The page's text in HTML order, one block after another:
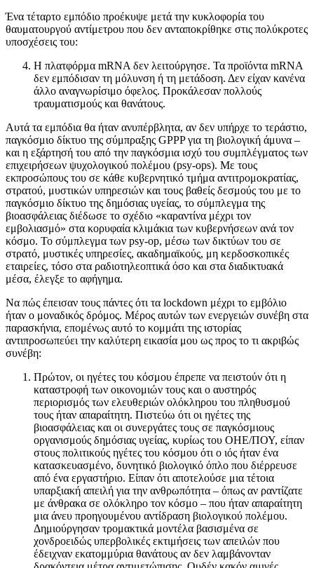
Ένα τέταρτο εμπόδιο προέκυψε μετά την κυκλοφορία του
θαυματουργού αντίμετρου που δεν ανταποκρίθηκε στις πολύκροτες
υποσχέσεις του:
Η πλατφόρμα mRNA δεν λειτούργησε. Τα προϊόντα mRNA
δεν εμπόδισαν τη μόλυνση ή τη μετάδοση. Δεν είχαν κανένα
άλλο αναγνωρίσιμο όφελος. Προκάλεσαν πολλούς
τραυματισμούς και θανάτους.
Αυτά τα εμπόδια θα ήταν ανυπέρβλητα, αν δεν υπήρχε το τεράστιο,
παγκόσμιο δίκτυο της σύμπραξης GPPP για τη βιολογική άμυνα –
και η εξάρτησή του από την παγκόσμια ισχύ του συμπλέγματος των
επιχειρήσεων ψυχολογικού πολέμου (psy-ops). Με τους
εκπροσώπους του σε κάθε κυβερνητικό τμήμα αντιτρομοκρατίας,
στρατού, μυστικών υπηρεσιών και τους βαθείς δεσμούς του με το
παγκόσμιο δίκτυο της δημόσιας υγείας, το σύμπλεγμα της
βιοασφάλειας διέδωσε το σχέδιο «καραντίνα μέχρι τον
εμβολιασμό» στα κορυφαία κλιμάκια των κυβερνήσεων ανά τον
κόσμο. Το σύμπλεγμα των psy-op, μέσω των δικτύων του σε
στρατό, μυστικές υπηρεσίες, ακαδημαϊκούς, μη κερδοσκοπικές
εταιρείες, τόσο στα ραδιοτηλεοπτικά όσο και στα διαδικτυακά
μέσα, έλεγξε το αφήγημα.
Να πώς έπεισαν τους πάντες ότι τα lockdown μέχρι το εμβόλιο
ήταν ο μοναδικός δρόμος. Μέρος αυτών των ενεργειών συνέβη στα
παρασκήνια, επομένως αυτό το κομμάτι της ιστορίας
αντιπροσωπεύει την καλύτερη εικασία μου ως προς το τι ακριβώς
συνέβη:
Πρώτον, οι ηγέτες του κόσμου έπρεπε να πειστούν ότι η
καταστροφή των οικονομιών τους και ο αυστηρός
περιορισμός των ελευθεριών ολόκληρου του πληθυσμού
τους ήταν απαραίτητη. Πιστεύω ότι οι ηγέτες της
βιοασφάλειας και οι συνεργάτες τους σε παγκόσμιους
οργανισμούς δημόσιας υγείας, κυρίως του ΟΗΕ/ΠΟΥ, είπαν
στους πολιτικούς ηγέτες του κόσμου ότι ο ιός ήταν ένα
κατασκευασμένο, δυνητικό βιολογικό όπλο που διέρρευσε
από ένα εργαστήριο. Είπαν ότι αποτελούσε μια τέτοια
υπαρξιακή απειλή για την ανθρωπότητα – όπως αν ραντίζατε
με άνθρακα σε ολόκληρο τον κόσμο – που ήταν απαραίτητη
μια άνευ προηγουμένου αντίδραση βιολογικού πολέμου.
Δημιούργησαν τρομακτικά μοντέλα βασισμένα σε
χονδροειδώς υπερβολικές εκτιμήσεις των απειλών που
έδειχναν εκατομμύρια θανάτους αν δεν λαμβάνονταν